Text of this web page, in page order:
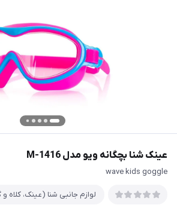
عینک شنا بچگانه ویو مدل M-1416
wave kids goggle
لوازم جانبی شنا (عینک، کلاه